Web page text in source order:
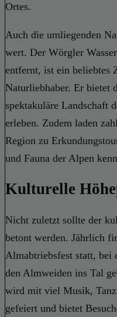
Ortes.
Auch die umliegenden
wert. Der Wörgler
entfernt, ist ein beliebtes
Naturliebhaber. Er bietet
spektakuläre Landschaft
erleben. Zudem laden
Region zu
und Fauna der Alpen
Kulturelle
Nicht zuletzt sollte der
betont werden. Jährlich
Almabtriebsfest statt, bei
den Almweiden ins Tal
wird mit viel Musik, Tanz
gefeiert und bietet